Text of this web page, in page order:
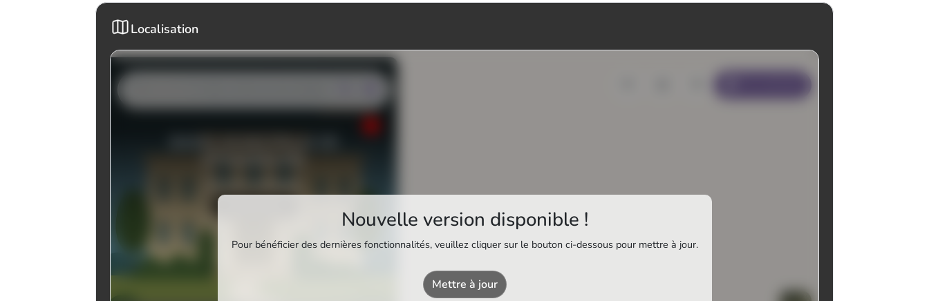
Localisation